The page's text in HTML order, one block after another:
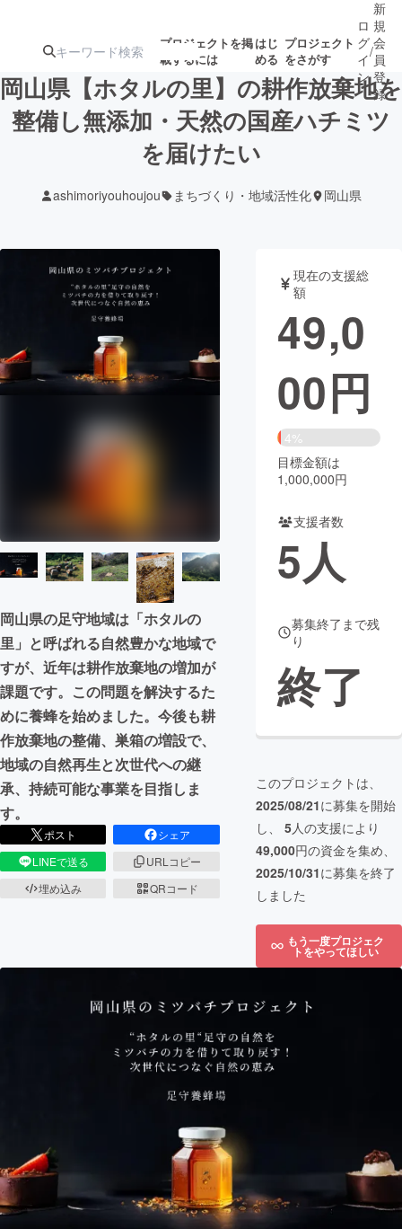
プロジェクトを掲
載するには
はじ
める
プロジェクト
をさがす
注目の新着プロ
ジェクト
募集終了が近いプ
テクノロジー・ガジェット
映像・映画 書籍・雑誌
ビジネス・起業 チャレンジ
まちづくり・地域活性化
CAMPFIRE Creation
CAMPFIREふるさと納税
コミュニティ
ロ
グ
イ
ン
/
新
規
会
員
登
録
岡山県【ホタルの里】の耕作放棄地を
整備し無添加・天然の国産ハチミツ
を届けたい
ashimoriyouhoujou まちづくり・地域活性化 岡山県
岡山県の足守地域は「ホタルの
里」と呼ばれる自然豊かな地域で
すが、近年は耕作放棄地の増加が
課題です。この問題を解決するた
めに養蜂を始めました。今後も耕
作放棄地の整備、巣箱の増設で、
地域の自然再生と次世代への継
承、持続可能な事業を目指しま
す。
ポスト
シェア
LINEで送る
URLコピー
埋め込み
QRコード
現在の支援総
額
49,0
00円
4%
目標金額は
1,000,000円
支援者数
5人
募集終了まで残
り
終了
このプロジェクトは、
2025/08/21に募集を開始
し、 5人の支援により
49,000円の資金を集め、
2025/10/31に募集を終了
しました
もう一度プロジェク
トをやってほしい